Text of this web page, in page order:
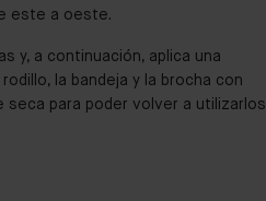
este a oeste.
y, a continuación, aplica una
la bandeja y la brocha con
seca para poder volver a utilizarlos